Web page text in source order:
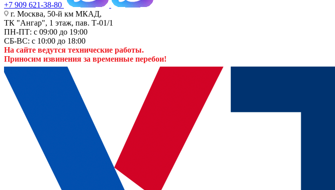
+7 909 621-38-80
г. Москва, 50-й км МКАД,
ТК "Ангар", 1 этаж, пав. Т-01/1
ПН-ПТ: с 09:00 до 19:00
СБ-ВС: с 10:00 до 18:00
На сайте ведутся технические работы.
Приносим извинения за временные перебои!